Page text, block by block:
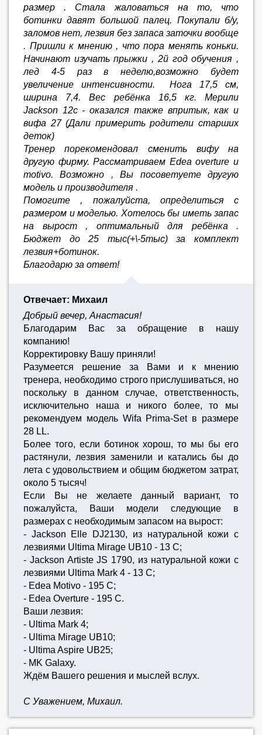
размер . Стала жаловаться на то, что
ботинки давят большой палец. Покупали б/у,
заломов нет, лезвия без запаса заточки вообще
. Пришли к мнению , что пора менять коньки.
Начинают изучать прыжки , 2й год обучения ,
лед 4-5 раз в неделю,возможно будет
увеличение интенсивности. Нога 17,5 см,
ширина 7,4. Вес ребёнка 16,5 кг. Мерили
Jackson 12c - оказался также впритык, как и
вифа 27 (Дали примерить родители старших
деток)
Тренер порекомендовал сменить вифу на
другую фирму. Рассматриваем Edea overture и
motivo. Возможно , Вы посоветуете другую
модель и производителя .
Помогите , пожалуйста, определиться с
размером и моделью. Хотелось бы иметь запас
на вырост , оптимальный для ребёнка .
Бюджет до 25 тыс(+\-5тыс) за комплект
лезвия+ботинок.
Благодарю за ответ!
Отвечает: Михаил
Добрый вечер, Анастасия!
Благодарим Вас за обращение в нашу
компанию!
Корректировку Вашу приняли!
Разумеется решение за Вами и к мнению
тренера, необходимо строго прислушиваться, но
поскольку в данном случае, ответственность,
исключительно наша и никого более, то мы
рекомендуем модель Wifa Prima-Set в размере
28 LL.
Более того, если ботинок хорош, то мы бы его
растянули, лезвия заменили и катались бы до
лета с удовольствием и общим бюджетом затрат,
около 5 тысяч!
Если Вы не желаете данный вариант, то
пожалуйста, Ваши модели следующие в
размерах с необходимым запасом на вырост:
- Jackson Elle DJ2130, из натуральной кожи с
лезвиями Ultima Mirage UB10 - 13 C;
- Jackson Artiste JS 1790, из натуральной кожи с
лезвиями Ultima Mark 4 - 13 C;
- Edea Motivo - 195 C;
- Edea Overture - 195 C.
Ваши лезвия:
- Ultima Mark 4;
- Ultima Mirage UB10;
- Ultima Aspire UB25;
- MK Galaxy.
Ждём Вашего решения и мыслей вслух.
С Уважением, Михаил.